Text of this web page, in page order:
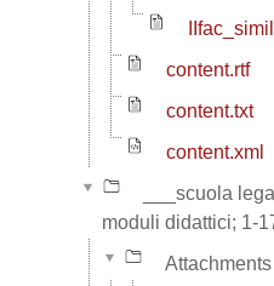
content.rtf
content.txt
content.xml
___scuola
moduli didattici; 1-
Attachments